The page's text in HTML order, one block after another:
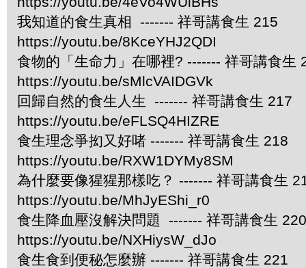
我知道的食生真相 ------- 祥哥講食生 215
https://youtu.be/8KceYHJ2QDI
食物的「生命力」在哪裡? ------- 祥哥講食生
https://youtu.be/sMlcVAIDGVk
回歸自然的食生人生 ------- 祥哥講食生 217
https://youtu.be/eFLSQ4HIZRE
食生理念爭抝又好啫 ------- 祥哥講食生 218
https://youtu.be/RXW1DYMy8SM
為什麼要像猩猩那樣吃？ ------- 祥哥講食生
https://youtu.be/MhJyEShi_r0
食生降血壓沒解決問題 ------- 祥哥講食生 220
https://youtu.be/NXHiysW_dJo
食生食到便秘怎麼辦 ------- 祥哥講食生 221